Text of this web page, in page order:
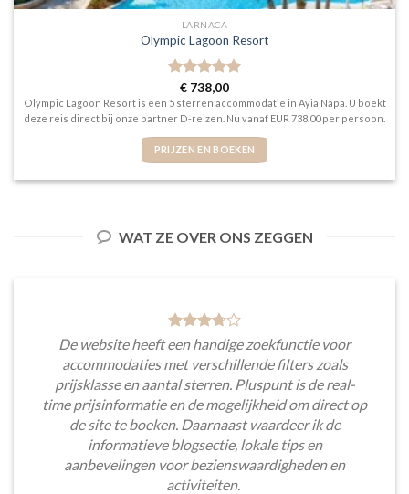
LARNACA
Olympic Lagoon Resort
Gewaardeerd
5uit 5
€ 738,00
Olympic Lagoon Resort is een 5 sterren accommodatie in Ayia Napa. U boekt
deze reis direct bij onze partner D-reizen. Nu vanaf EUR 738.00 per persoon.
PRIJZEN EN BOEKEN
WAT ZE OVER ONS ZEGGEN
De website heeft een handige zoekfunctie voor
accommodaties met verschillende filters zoals
prijsklasse en aantal sterren. Pluspunt is de real-
time prijsinformatie en de mogelijkheid om direct op
de site te boeken. Daarnaast waardeer ik de
informatieve blogsectie, lokale tips en
aanbevelingen voor bezienswaardigheden en
activiteiten.